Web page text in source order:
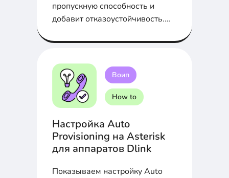
пропускную способность и
добавит отказоустойчивость.
Cisco в статье...
Воип
How to
Настройка Auto
Provisioning на Asterisk
для аппаратов Dlink
Показываем настройку Auto